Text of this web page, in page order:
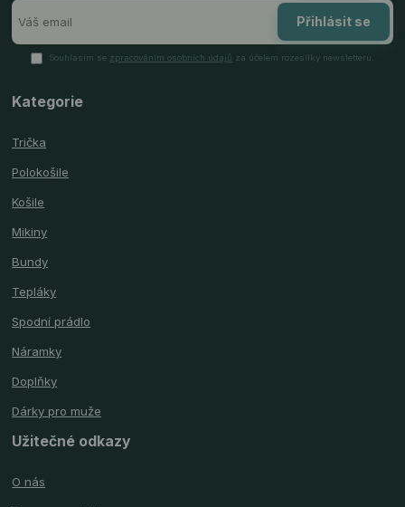
Přihlásit se
Souhlasím se zpracováním osobních údajů za účelem rozesílky newsletteru.
Kategorie
Trička
Polokošile
Košile
Mikiny
Bundy
Tepláky
Spodní prádlo
Náramky
Doplňky
Dárky pro muže
Užitečné odkazy
O nás